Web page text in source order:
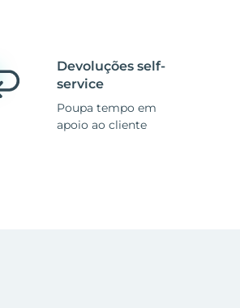
Devoluções self-
service
Poupa tempo em
apoio ao cliente